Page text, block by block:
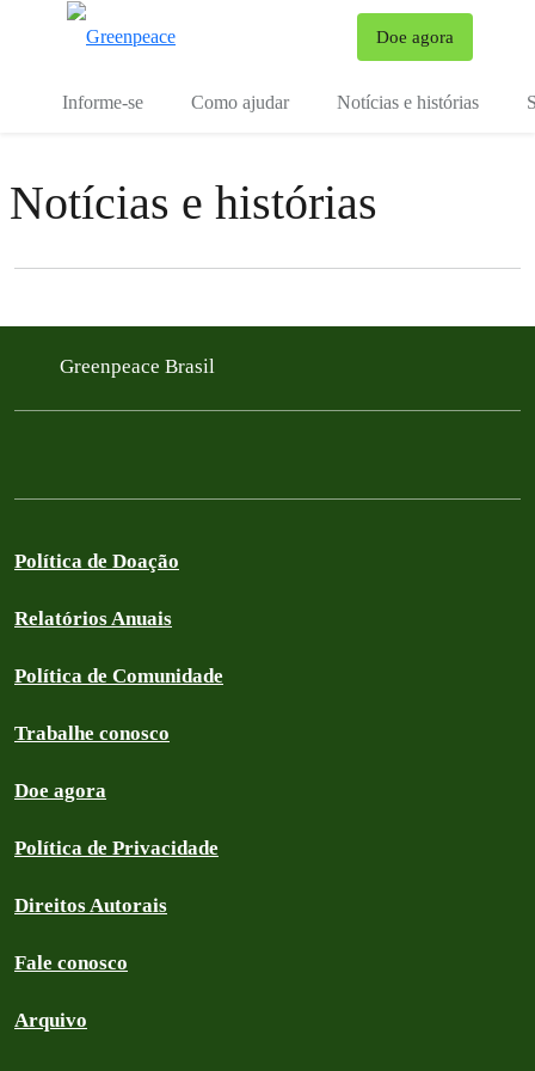
Doe agora
Informe-se Como ajudar Notícias e histórias
Notícias e histórias
Filter posts
Greenpeace Brasil
Política de Doação
Relatórios Anuais
Política de Comunidade
Trabalhe conosco
Doe agora
Política de Privacidade
Direitos Autorais
Fale conosco
Arquivo